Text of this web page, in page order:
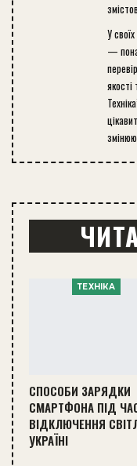
У
—
ТЕХНІКА
СПОСОБИ ЗАРЯДКИ
СМАРТФОНА ПІД
ВІДКЛЮЧЕННЯ
УКРАЇНІ